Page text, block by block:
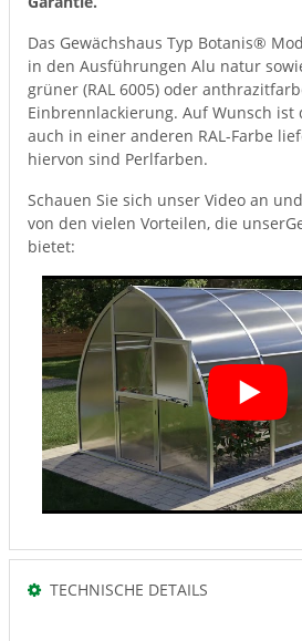
Das Gewächshaus Typ Botanis®
in den Ausführungen Alu natur
grüner (RAL 6005) oder
Einbrennlackierung. Auf Wunsch ist
auch in einer anderen RAL-Farbe
hiervon sind Perlfarben.
Schauen Sie sich unser Video an
von den vielen Vorteilen, die
bietet:
TECHNISCHE DETAILS